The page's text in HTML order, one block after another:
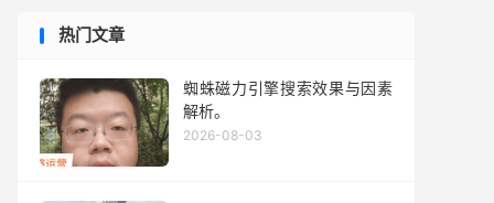
热门文章
蜘蛛磁力引擎搜索效果与因素
解析。
2026-08-03